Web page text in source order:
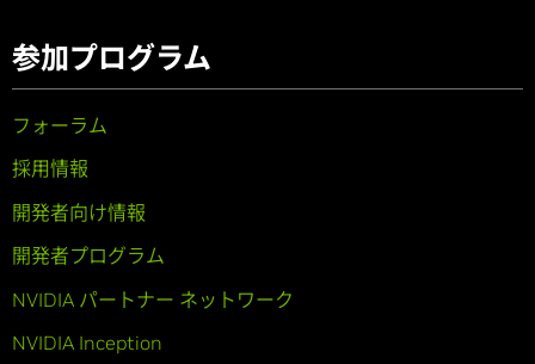
参加プログラム
フォーラム
採用情報
開発者向け情報
開発者プログラム
NVIDIA パートナー ネットワーク
NVIDIA Inception